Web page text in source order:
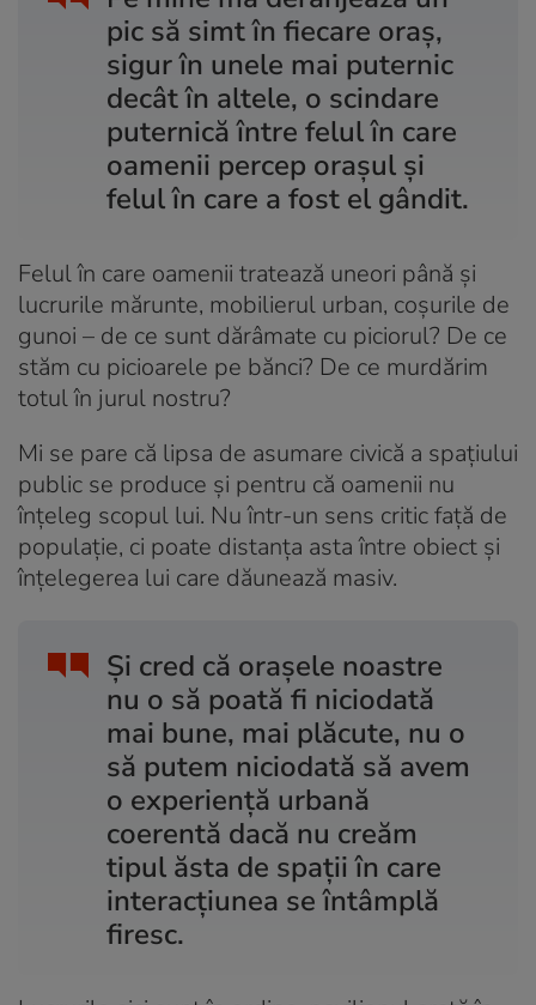
pic să simt în fiecare oraș,
sigur în unele mai puternic
decât în altele, o scindare
puternică între felul în care
oamenii percep orașul și
felul în care a fost el gândit.
Felul în care oamenii tratează uneori până și
lucrurile mărunte, mobilierul urban, coșurile de
gunoi – de ce sunt dărâmate cu piciorul? De ce
stăm cu picioarele pe bănci? De ce murdărim
totul în jurul nostru?
Mi se pare că lipsa de asumare civică a spațiului
public se produce și pentru că oamenii nu
înțeleg scopul lui. Nu într-un sens critic față de
populație, ci poate distanța asta între obiect și
înțelegerea lui care dăunează masiv.
Și cred că orașele noastre
nu o să poată fi niciodată
mai bune, mai plăcute, nu o
să putem niciodată să avem
o experiență urbană
coerentă dacă nu creăm
tipul ăsta de spații în care
interacțiunea se întâmplă
firesc.